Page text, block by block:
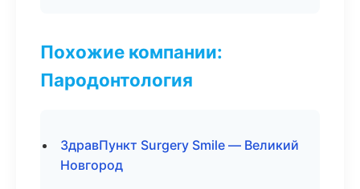
Похожие компании:
Пародонтология
ЗдравПункт Surgery Smile — Великий
Новгород